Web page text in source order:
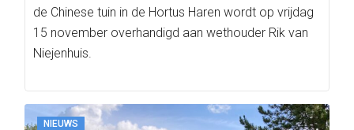
de Chinese tuin in de Hortus Haren wordt op vrijdag
15 november overhandigd aan wethouder Rik van
Niejenhuis.
NIEUWS